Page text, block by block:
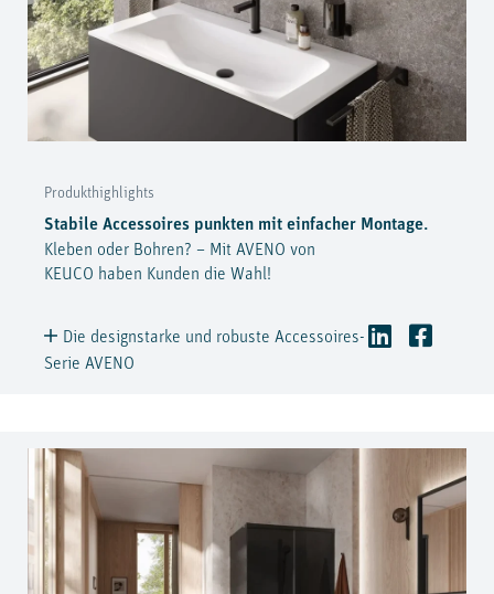
Produkthighlights
Stabile Accessoires punkten mit einfacher Montage.
Kleben oder Bohren? – Mit AVENO von
KEUCO haben Kunden die Wahl!
Die designstarke und robuste Accessoires-
Serie AVENO